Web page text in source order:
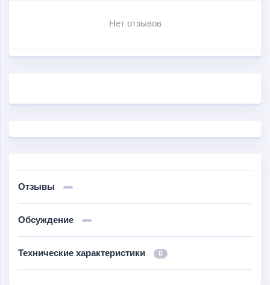
Нет отзывов
Отзывы
Обсуждение
Технические характеристики 0